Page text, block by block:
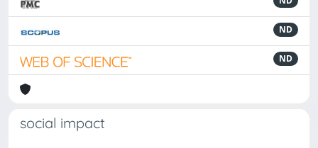
ND
ND
social impact